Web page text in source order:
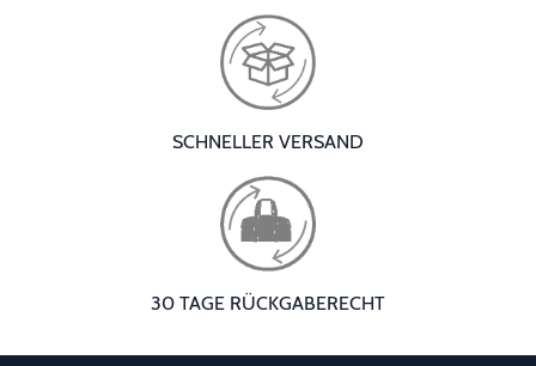
SCHNELLER VERSAND
30 TAGE RÜCKGABERECHT